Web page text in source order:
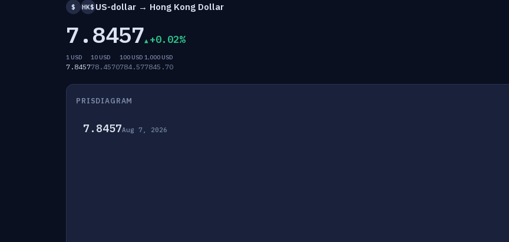
$ HK$ US-dollar → Hong Kong Dollar
7.8457 +0.02%
1 USD
7.8457
10 USD
78.4570
100 USD
784.57
1,000 USD
7845.70
PRISDIAGRAM
7.8457Aug 7, 2026